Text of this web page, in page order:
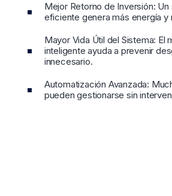
Mejor Retorno de Inversión:
eficiente genera más energía y
Mayor Vida Útil del Sistema: El
inteligente ayuda a prevenir
innecesario.
Automatización Avanzada:
pueden gestionarse sin